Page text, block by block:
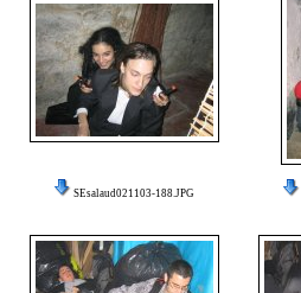
SEsalaud021103-188.JPG